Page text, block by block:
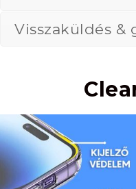
Visszaküldés &